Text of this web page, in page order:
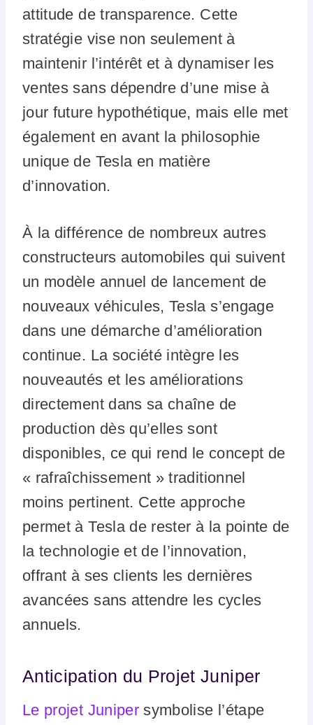
attitude de transparence. Cette
stratégie vise non seulement à
maintenir l’intérêt et à dynamiser les
ventes sans dépendre d’une mise à
jour future hypothétique, mais elle met
également en avant la philosophie
unique de Tesla en matière
d’innovation.
À la différence de nombreux autres
constructeurs automobiles qui suivent
un modèle annuel de lancement de
nouveaux véhicules, Tesla s’engage
dans une démarche d’amélioration
continue. La société intègre les
nouveautés et les améliorations
directement dans sa chaîne de
production dès qu’elles sont
disponibles, ce qui rend le concept de
« rafraîchissement » traditionnel
moins pertinent. Cette approche
permet à Tesla de rester à la pointe de
la technologie et de l’innovation,
offrant à ses clients les dernières
avancées sans attendre les cycles
annuels.
Anticipation du Projet Juniper
Le projet Junipersymbolise l’étape